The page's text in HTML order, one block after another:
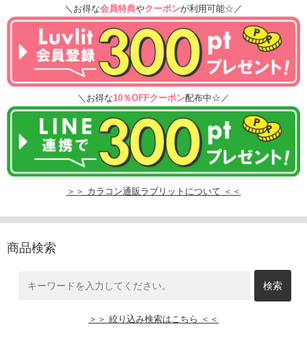
＼お得な会員特典やクーポンが利用可能☆／
＼お得な10％OFFクーポン配布中☆／
＞＞ カラコン通販ラブリットについて ＜＜
商品検索
＞＞ 絞り込み検索はこちら ＜＜